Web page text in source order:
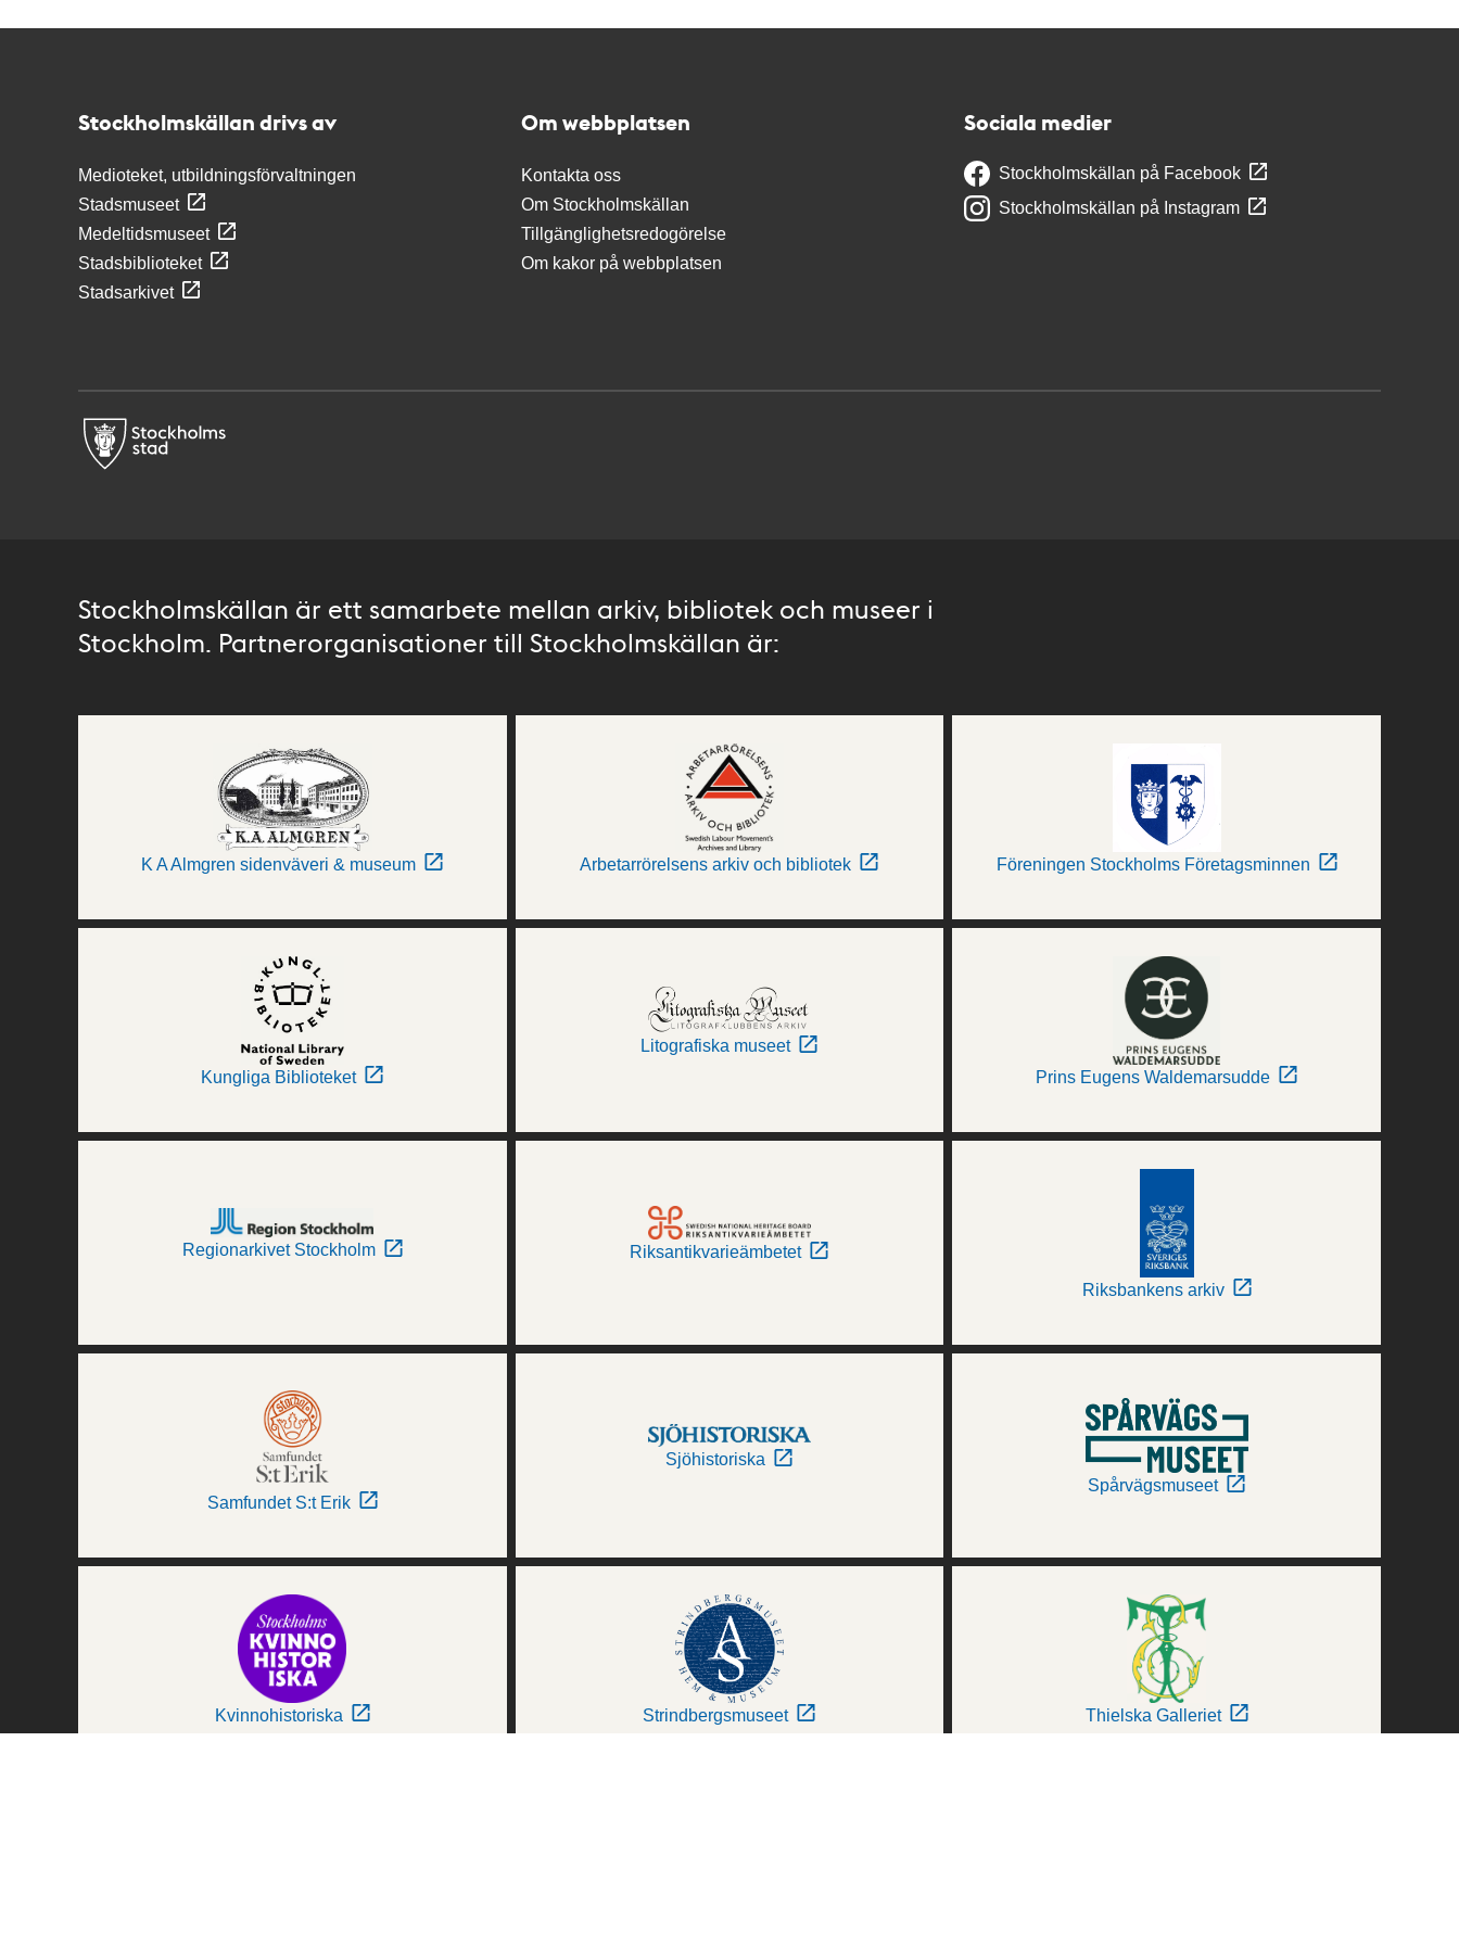
Stockholmskällan drivs av
Medioteket, utbildningsförvaltningen
Stadsmuseet
Medeltidsmuseet
Stadsbiblioteket
Stadsarkivet
Om webbplatsen
Kontakta oss
Om Stockholmskällan
Tillgänglighetsredogörelse
Om kakor på webbplatsen
Sociala medier
Stockholmskällan på Facebook
Stockholmskällan på Instagram
Stockholmskällan är ett samarbete mellan arkiv, bibliotek och museer i
Stockholm. Partnerorganisationer till Stockholmskällan är:
K A Almgren sidenväveri & museum Arbetarrörelsens arkiv och bibliotek Föreningen Stockholms Företagsminnen
Kungliga Biblioteket
Litografiska museet
Prins Eugens Waldemarsudde
Regionarkivet Stockholm Riksantikvarieämbetet
Riksbankens arkiv
Samfundet S:t Erik
Sjöhistoriska
Spårvägsmuseet
Kvinnohistoriska Strindbergsmuseet Thielska Galleriet